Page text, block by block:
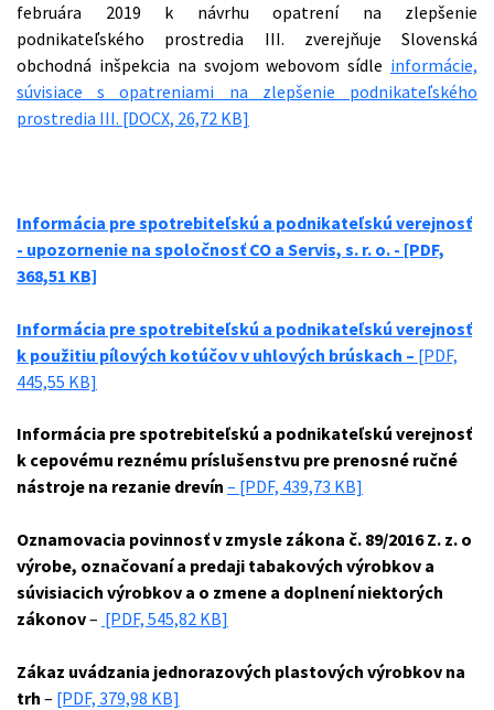
februára 2019 k návrhu opatrení na zlepšenie
podnikateľského prostredia III. zverejňuje Slovenská
obchodná inšpekcia na svojom webovom sídle informácie,
súvisiace s opatreniami na zlepšenie podnikateľského
prostredia III. [DOCX, 26,72 KB]
Informácia pre spotrebiteľskú a podnikateľskú verejnosť
- upozornenie na spoločnosť CO a Servis, s. r. o. - [PDF,
368,51 KB]
Informácia pre spotrebiteľskú a podnikateľskú verejnosť
k použitiu pílových kotúčov v uhlových brúskach – [PDF,
445,55 KB]
Informácia pre spotrebiteľskú a podnikateľskú verejnosť
k cepovému reznému príslušenstvu pre prenosné ručné
nástroje na rezanie drevín – [PDF, 439,73 KB]
Oznamovacia povinnosť v zmysle zákona č. 89/2016 Z. z. o
výrobe, označovaní a predaji tabakových výrobkov a
súvisiacich výrobkov a o zmene a doplnení niektorých
zákonov– [PDF, 545,82 KB]
Zákaz uvádzania jednorazových plastových výrobkov na
trh – [PDF, 379,98 KB]